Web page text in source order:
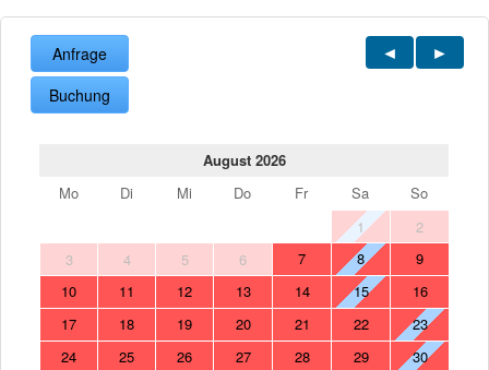
Anfrage
Buchung
August 2026
Mo
Di Mi Do Fr Sa
So
1
2
3
4 5 6 7 8
9
10
11 12 13 14 15
16
17
18 19 20 21 22
23
24
25 26 27 28 29
30